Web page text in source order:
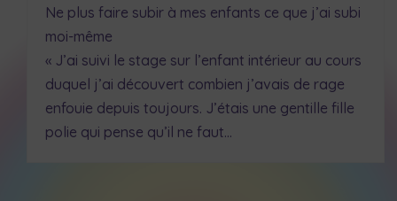
Ne plus faire subir à mes enfants ce que j’ai subi
moi-même
« J’ai suivi le stage sur l’enfant intérieur au cours
duquel j’ai découvert combien j’avais de rage
enfouie depuis toujours. J’étais une gentille fille
polie qui pense qu’il ne faut…